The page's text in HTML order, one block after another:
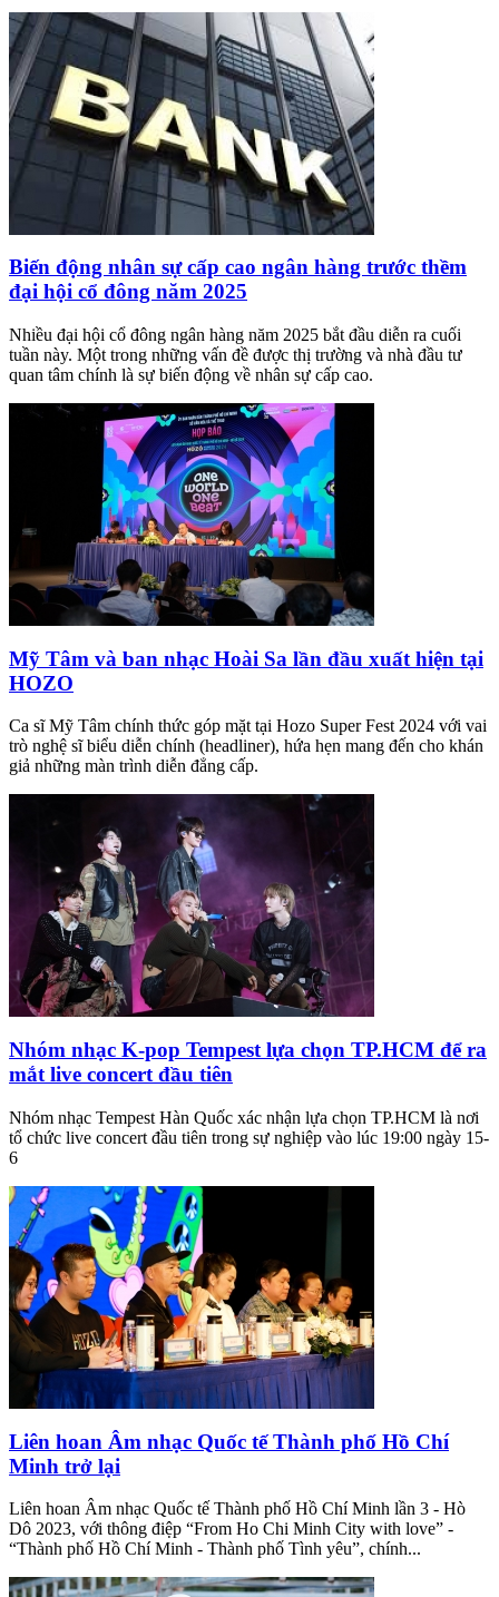
Biến động nhân sự cấp cao ngân hàng trước thềm
đại hội cổ đông năm 2025
Nhiều đại hội cổ đông ngân hàng năm 2025 bắt đầu diễn ra cuối
tuần này. Một trong những vấn đề được thị trường và nhà đầu tư
quan tâm chính là sự biến động về nhân sự cấp cao.
Mỹ Tâm và ban nhạc Hoài Sa lần đầu xuất hiện tại
HOZO
Ca sĩ Mỹ Tâm chính thức góp mặt tại Hozo Super Fest 2024 với vai
trò nghệ sĩ biểu diễn chính (headliner), hứa hẹn mang đến cho khán
giả những màn trình diễn đẳng cấp.
Nhóm nhạc K-pop Tempest lựa chọn TP.HCM để ra
mắt live concert đầu tiên
Nhóm nhạc Tempest Hàn Quốc xác nhận lựa chọn TP.HCM là nơi
tổ chức live concert đầu tiên trong sự nghiệp vào lúc 19:00 ngày 15-
6
Liên hoan Âm nhạc Quốc tế Thành phố Hồ Chí
Minh trở lại
Liên hoan Âm nhạc Quốc tế Thành phố Hồ Chí Minh lần 3 - Hò
Dô 2023, với thông điệp “From Ho Chi Minh City with love” -
“Thành phố Hồ Chí Minh - Thành phố Tình yêu”, chính...